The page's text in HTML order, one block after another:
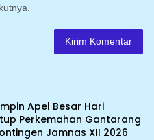
Apel Besar Hari
Perkemahan Gantarang
Jamnas XII 2026